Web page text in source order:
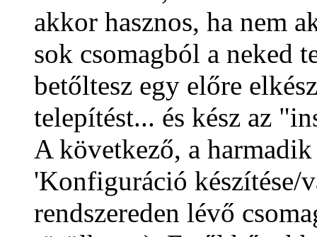
akkor hasznos, ha nem
sok csomagból a neked
betőltesz egy előre
telepítést... és kész az
A következő, a
'Konfiguráció készítése/
rendszereden lévő